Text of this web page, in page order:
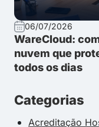
06/07/2026
WareCloud:
nuvem que
todos os dias
Categorias
Acreditação